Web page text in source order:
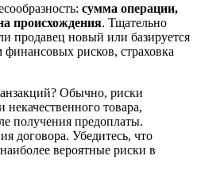
сумма операции,
происхождения. Тщательно
продавец новый или базируется
рисков, страховка
Обычно, риски
некачественного товара,
получения предоплаты.
договора. Убедитесь, что
вероятные риски в